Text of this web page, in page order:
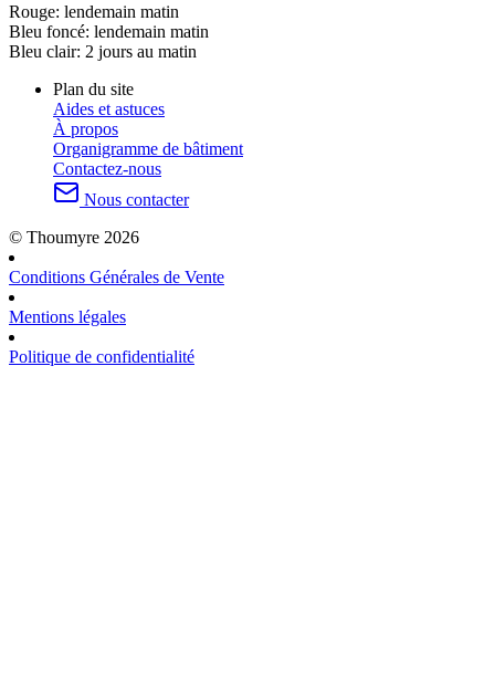
Rouge: lendemain matin
Bleu foncé: lendemain matin
Bleu clair: 2 jours au matin
Plan du site
Aides et astuces
À propos
Organigramme de bâtiment
Contactez-nous
Nous contacter
© Thoumyre 2026
Conditions Générales de Vente
Mentions légales
Politique de confidentialité